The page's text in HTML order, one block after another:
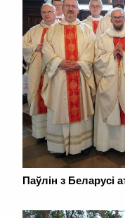
Паўлін з Беларусі